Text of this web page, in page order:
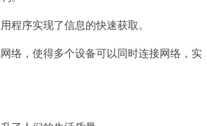
序实现了信息的快速获取。
，使得多个设备可以同时连接网络，实